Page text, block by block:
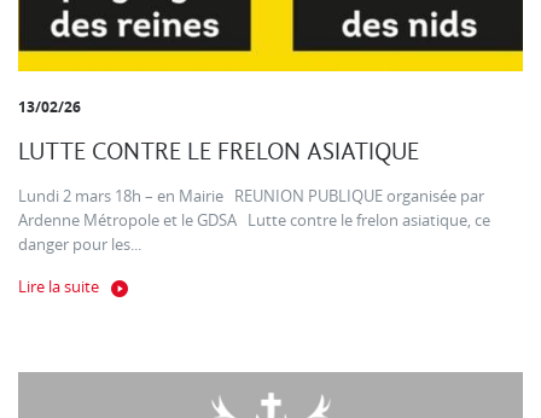
13/02/26
LUTTE CONTRE LE FRELON ASIATIQUE
Lundi 2 mars 18h – en Mairie REUNION PUBLIQUE organisée par
Ardenne Métropole et le GDSA Lutte contre le frelon asiatique, ce
danger pour les...
Lire la suite